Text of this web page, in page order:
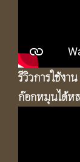
รีวิวการใช้งา
ก๊อกหมุนได้ห